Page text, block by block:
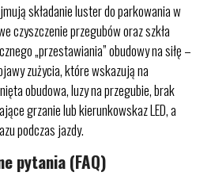
składanie luster do parkowania w
czyszczenie przegubów oraz szkła
„przestawiania” obudowy na siłę –
zużycia, które wskazują na
obudowa, luzy na przegubie, brak
grzanie lub kierunkowskaz LED, a
podczas jazdy.
pytania (FAQ)